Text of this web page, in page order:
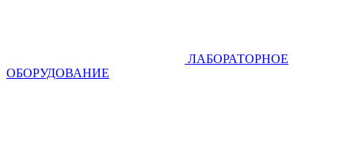
ЛАБОРАТОРНОЕ
ОБОРУДОВАНИЕ